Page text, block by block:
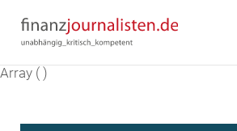
Array ( )